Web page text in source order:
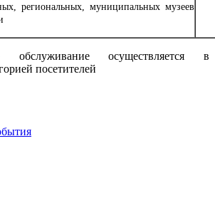
региональных, муниципальных музеев
обслуживание осуществляется в
посетителей